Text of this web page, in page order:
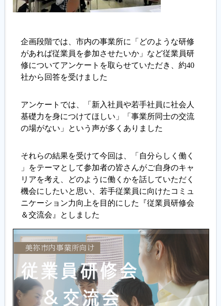
企画段階では、市内の事業所に「どのような研修
があれば従業員を参加させたいか」など従業員研
修についてアンケートを取らせていただき、約40
社から回答を受けました
アンケートでは、「新入社員や若手社員に社会人
基礎力を身につけてほしい」「事業所同士の交流
の場がない」という声が多くありました
それらの結果を受けて今回は、「自分らしく働く
」をテーマとして参加者の皆さんがご自身のキャ
リアを考え、どのように働くかを話していただく
機会にしたいと思い、若手従業員に向けたコミュ
ニケーション力向上を目的にした『従業員研修会
＆交流会』としました